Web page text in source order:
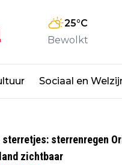
25°C
Bewolkt
Sociaal en
sterretjes: sterrenregen
zichtbaar